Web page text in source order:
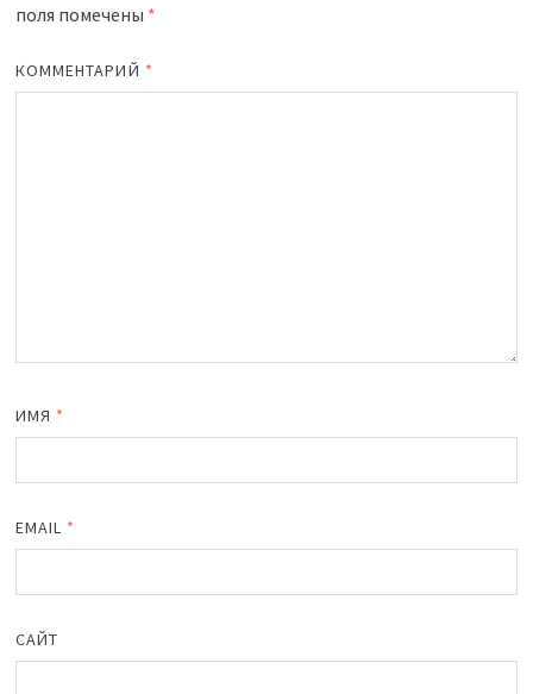
поля помечены *
КОММЕНТАРИЙ *
ИМЯ *
EMAIL *
САЙТ